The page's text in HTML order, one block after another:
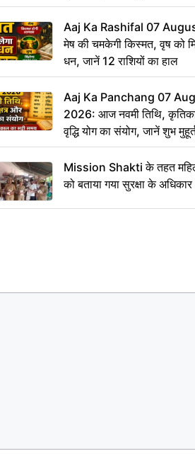
CCTV में कैद
Aaj Ka Rashifal 07
मेष की चमकेगी किस्मत, वृष को
धन, जानें 12 राशियों का हाल
Aaj Ka Panchang 07
2026: आज नवमी तिथि,
वृद्धि योग का संयोग, जानें शुभ
का सही समय
Mission Shakti के तहत
को बताया गया सुरक्षा के अधिकार